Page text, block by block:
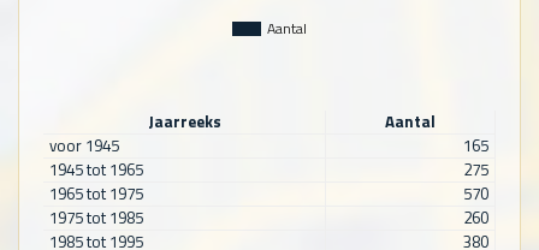
Aantal
Jaarreeks
Aantal
voor 1945
165
1945 tot 1965
275
1965 tot 1975
570
1975 tot 1985
260
1985 tot 1995
380